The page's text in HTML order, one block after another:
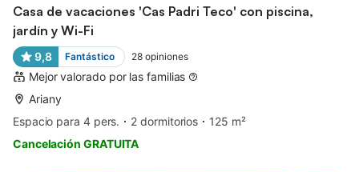
Casa de vacaciones 'Cas Padri Teco' con piscina,
jardín y Wi-Fi
9,8 Fantástico 28 opiniones
Mejor valorado por las familias
Ariany
Espacio para 4 pers.
2 dormitorios
125 m²
Cancelación GRATUITA